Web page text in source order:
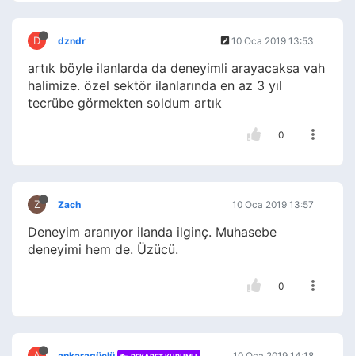
D dzndr 10 Oca 2019 13:53
artık böyle ilanlarda da deneyimli arayacaksa vah
halimize. özel sektör ilanlarında en az 3 yıl
tecrübe görmekten soldum artık
0
Z Zach 10 Oca 2019 13:57
Deneyim aranıyor ilanda ilginç. Muhasebe
deneyimi hem de. Üzücü.
0